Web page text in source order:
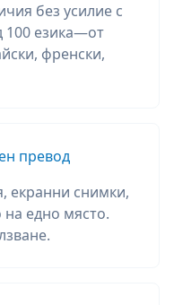
без усилие с
100 езика—от
френски,
превод
екранни снимки,
на едно място.